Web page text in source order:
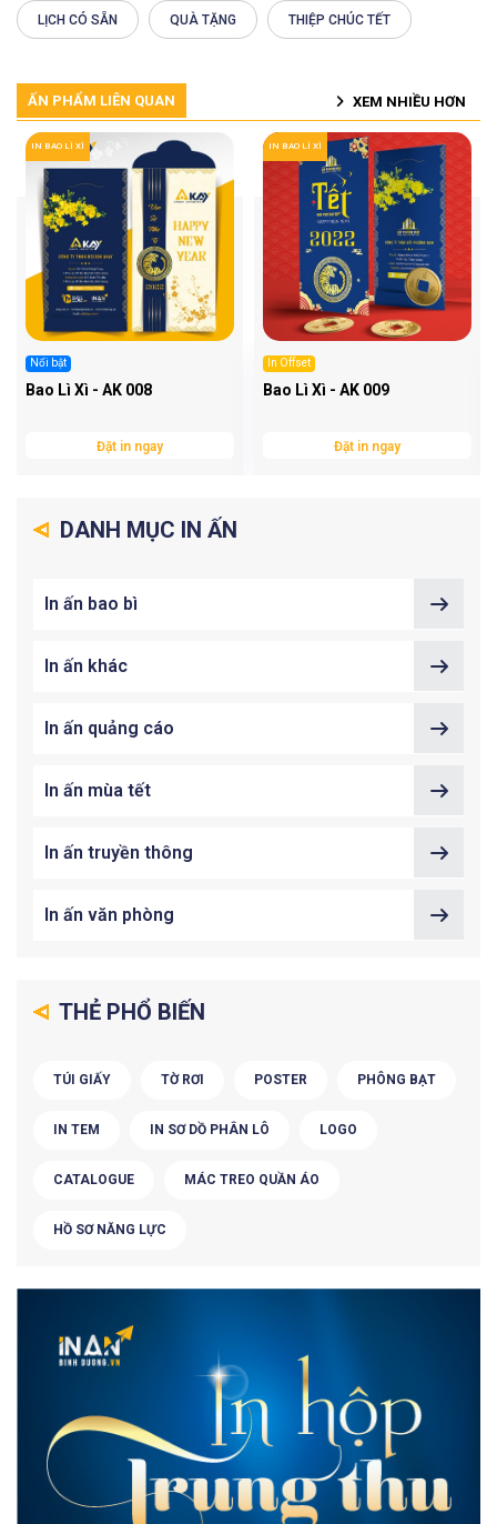
LỊCH CÓ SẴN QUÀ TẶNG THIỆP CHÚC TẾT
ẤN PHẨM LIÊN QUAN XEM NHIỀU HƠN
IN BAO LÌ XÌ
Nổi bật
Bao Lì Xì - AK 008
Đặt in ngay
IN BAO LÌ XÌ
In Offset
Bao Lì Xì - AK 009
Đặt in ngay
DANH MỤC IN ẤN
In ấn bao bì
In ấn khác
In ấn quảng cáo
In ấn mùa tết
In ấn truyền thông
In ấn văn phòng
THẺ PHỔ BIẾN
TÚI GIẤY TỜ RƠI POSTER PHÔNG BẠT
IN TEM IN SƠ DỒ PHÂN LÔ LOGO
CATALOGUE MÁC TREO QUẦN ÁO
HỒ SƠ NĂNG LỰC